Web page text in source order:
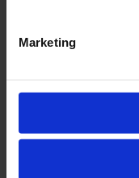
Marketing